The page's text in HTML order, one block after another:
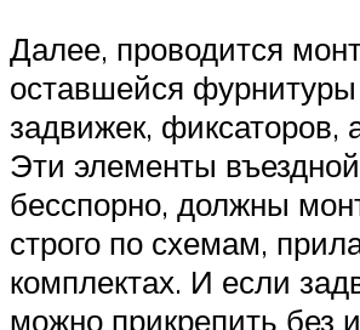
Далее, проводится
оставшейся фурнитуры
задвижек, фиксаторов,
Эти элементы
бесспорно, должны
строго по схемам,
комплектах. И если
можно прикрепить без